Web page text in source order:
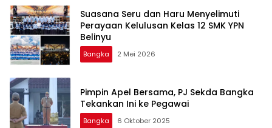
Suasana Seru dan Haru Menyelimuti
Perayaan Kelulusan Kelas 12 SMK YPN
Belinyu
Bangka 2 Mei 2026
Pimpin Apel Bersama, PJ Sekda Bangka
Tekankan Ini ke Pegawai
Bangka 6 Oktober 2025